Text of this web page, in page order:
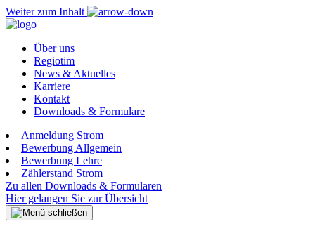
Weiter zum Inhalt
Über uns
Regiotim
News & Aktuelles
Karriere
Kontakt
Downloads & Formulare
Anmeldung Strom
Bewerbung Allgemein
Bewerbung Lehre
Zählerstand Strom
Zu allen Downloads & Formularen
Hier gelangen Sie zur Übersicht